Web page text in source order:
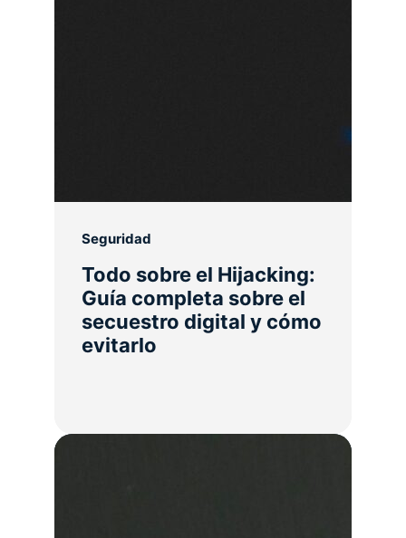
Seguridad
Todo sobre el Hijacking:
Guía completa sobre el
secuestro digital y cómo
evitarlo